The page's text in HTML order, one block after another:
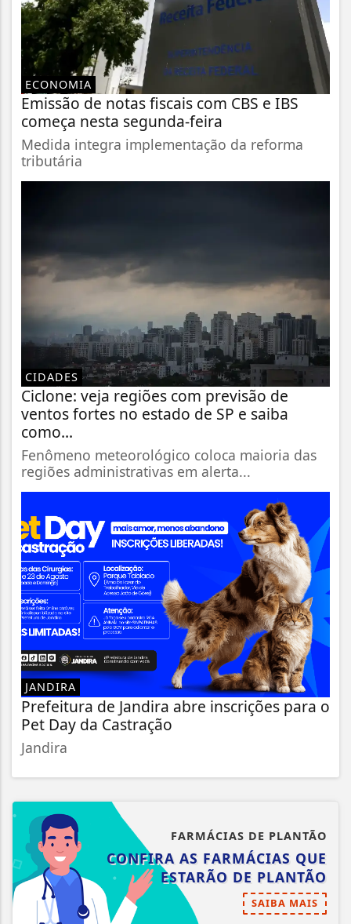
ECONOMIA
Emissão de notas fiscais com CBS e IBS
começa nesta segunda-feira
Medida integra implementação da reforma
tributária
CIDADES
Ciclone: veja regiões com previsão de
ventos fortes no estado de SP e saiba
como...
Fenômeno meteorológico coloca maioria das
regiões administrativas em alerta...
JANDIRA
Prefeitura de Jandira abre inscrições para o
Pet Day da Castração
Jandira
FARMÁCIAS DE PLANTÃO
CONFIRA AS FARMÁCIAS QUE
ESTARÃO DE PLANTÃO
SAIBA MAIS